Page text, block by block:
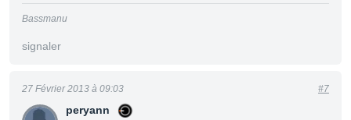
Bassmanu
signaler
peryann
27 Février 2013 à 09:03 #7